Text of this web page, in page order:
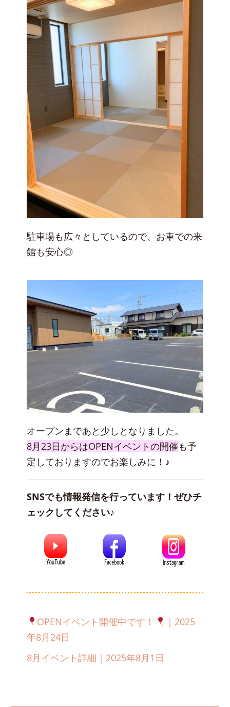
駐車場も広々としているので、お車での来
館も安心◎
オープンまであと少しとなりました。
8月23日からはOPENイベントの開催も予
定しておりますのでお楽しみに！♪
SNSでも情報発信を行っています！ぜひチ
ェックしてください♪
OPENイベント開催中です！
｜2025
年8月24日
8月イベント詳細｜2025年8月1日